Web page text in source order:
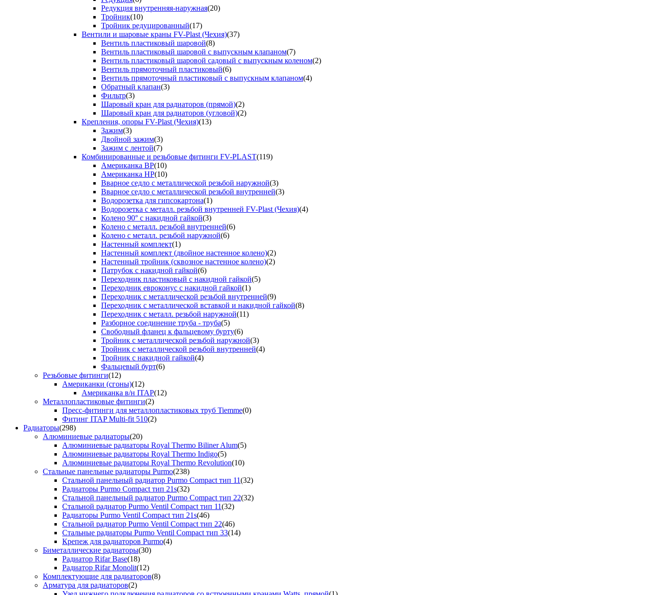
Редукция внутренняя-наружная(20)
Тройник(10)
Тройник редуцированный(17)
Вентили и шаровые краны FV-Plast (Чехия)(37)
Вентиль пластиковый шаровой(8)
Вентиль пластиковый шаровой с выпускным клапаном(7)
Вентиль пластиковый шаровой садовый с выпускным коленом(2)
Вентиль прямоточный пластиковый(6)
Вентиль прямоточный пластиковый с выпускным клапаном(4)
Обратный клапан(3)
Фильтр(3)
Шаровый кран для радиаторов (прямой)(2)
Шаровый кран для радиаторов (угловой)(2)
Крепления, опоры FV-Plast (Чехия)(13)
Зажим(3)
Двойной зажим(3)
Зажим с лентой(7)
Комбинированные и резьбовые фитинги FV-PLAST(119)
Американка ВР(10)
Американка НР(10)
Вварное седло с металлической резьбой наружной(3)
Вварное седло с металлической резьбой внутренней(3)
Водорозетка для гипсокартона(1)
Водорозетка с металл. резьбой внутренней FV-Plast (Чехия)(4)
Колено 90° с накидной гайкой(3)
Колено с металл. резьбой внутренней(6)
Колено с металл. резьбой наружной(6)
Настенный комплект(1)
Настенный комплект (двойное настенное колено)(2)
Настенный тройник (сквозное настенное колено)(2)
Патрубок с накидной гайкой(6)
Переходник пластиковый с накидной гайкой(5)
Переходник евроконус с накидной гайкой(1)
Переходник с металлической резьбой внутренней(9)
Переходник с металлической вставкой и накидной гайкой(8)
Переходник с металл. резьбой наружной(11)
Разборное соединение труба - труба(5)
Свободный фланец к фальцевому бурту(6)
Тройник с металлической резьбой наружной(3)
Тройник с металлической резьбой внутренней(4)
Тройник с накидной гайкой(4)
Фальцевый бурт(6)
Резьбовые фитинги(12)
Американки (сгоны)(12)
Американка в/н ITAP(12)
Металлопластиковые фитинги(2)
Пресс-фитинги для металлопластиковых труб Tiemme(0)
Фитинг ITAP Multi-fit 510(2)
Радиаторы(298)
Алюминиевые радиаторы(20)
Алюминиевые радиаторы Royal Thermo Biliner Alum(5)
Алюминиевые радиаторы Royal Thermo Indigo(5)
Алюминиевые радиаторы Royal Thermo Revolution(10)
Стальные панельные радиаторы Purmo(238)
Стальной панельный радиатор Purmo Compact тип 11(32)
Радиаторы Purmo Compact тип 21s(32)
Стальной панельный радиатор Purmo Compact тип 22(32)
Стальной радиатор Purmo Ventil Compact тип 11(32)
Радиаторы Purmo Ventil Compact тип 21s(46)
Стальной радиатор Purmo Ventil Compact тип 22(46)
Стальные радиаторы Purmo Ventil Compact тип 33(14)
Крепеж для радиаторов Purmo(4)
Биметаллические радиаторы(30)
Радиатор Rifar Base(18)
Радиатор Rifar Monolit(12)
Комплектующие для радиаторов(8)
Арматура для радиаторов(2)